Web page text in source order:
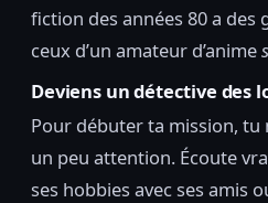
fiction des années 80 a
ceux d’un amateur d’anime
Deviens un détective des
Pour débuter ta mission, tu
un peu attention. Écoute
ses hobbies avec ses amis